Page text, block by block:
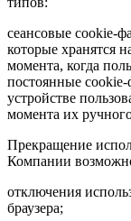
сеансовые cookie-
которые хранятся
момента, когда
постоянные
устройстве
момента их
Прекращение
Компании
отключения
браузера;